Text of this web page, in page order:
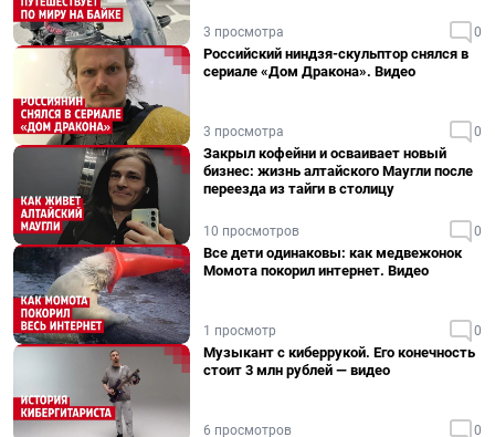
3 просмотра 0
Российский ниндзя-скульптор снялся в
сериале «Дом Дракона». Видео
3 просмотра 0
Закрыл кофейни и осваивает новый
бизнес: жизнь алтайского Маугли после
переезда из тайги в столицу
10 просмотров 0
Все дети одинаковы: как медвежонок
Момота покорил интернет. Видео
1 просмотр 0
Музыкант с киберрукой. Его конечность
стоит 3 млн рублей — видео
6 просмотров 0